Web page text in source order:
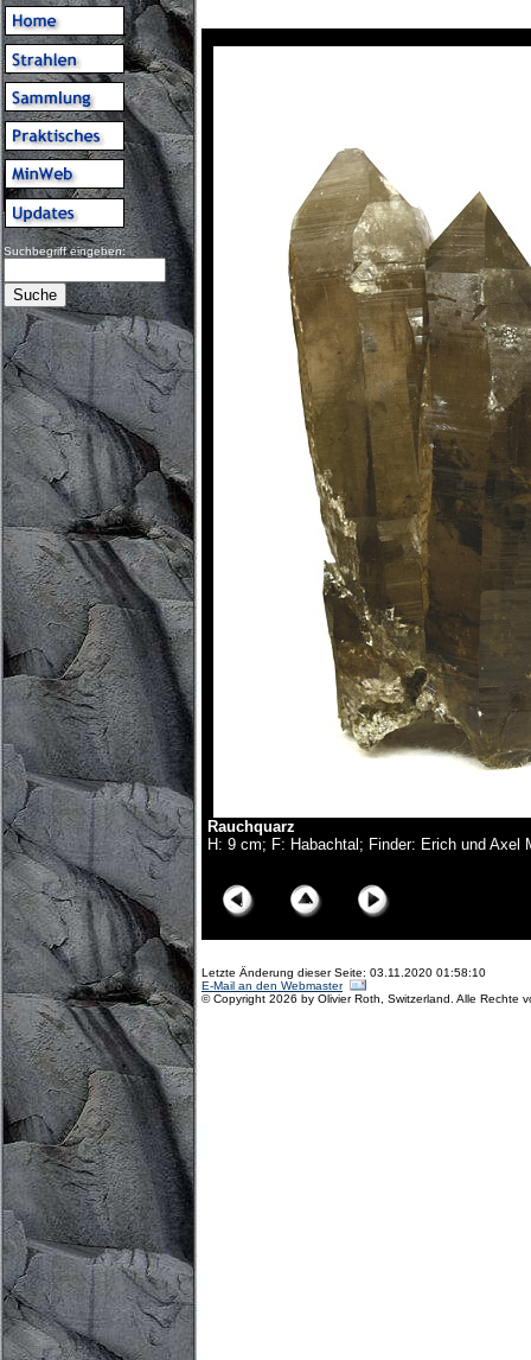
Suchbegriff eingeben:
Rauchquarz
H: 9 cm; F: Habachtal; Finder: Erich und Axel
Letzte Änderung dieser Seite: 03.11.2020 01:58:10
E-Mail an den Webmaster
© Copyright 2026 by Olivier Roth, Switzerland. Alle Rechte